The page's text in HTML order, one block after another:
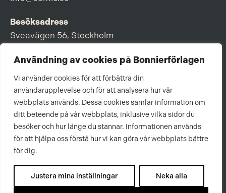
Användning av cookies på Bonnierförlagen
Vi använder cookies för att förbättra din
användarupplevelse och för att analysera hur vår
webbplats används. Dessa cookies samlar information om
ditt beteende på vår webbplats, inklusive vilka sidor du
besöker och hur länge du stannar. Informationen används
för att hjälpa oss förstå hur vi kan göra vår webbplats bättre
för dig.
Justera mina inställningar Neka alla
Besöksadress
Sveavägen 56, Stockholm
Postadress
Om Bonnierförlagen
Cookies
Integritetspolicy